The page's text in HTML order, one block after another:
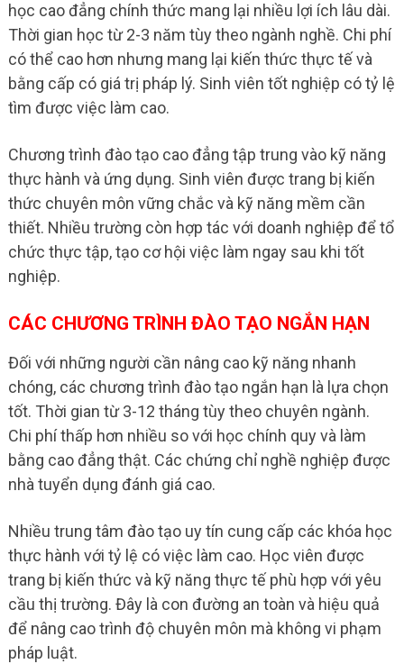
học cao đẳng chính thức mang lại nhiều lợi ích lâu dài.
Thời gian học từ 2-3 năm tùy theo ngành nghề. Chi phí
có thể cao hơn nhưng mang lại kiến thức thực tế và
bằng cấp có giá trị pháp lý. Sinh viên tốt nghiệp có tỷ lệ
tìm được việc làm cao.
Chương trình đào tạo cao đẳng tập trung vào kỹ năng
thực hành và ứng dụng. Sinh viên được trang bị kiến
thức chuyên môn vững chắc và kỹ năng mềm cần
thiết. Nhiều trường còn hợp tác với doanh nghiệp để tổ
chức thực tập, tạo cơ hội việc làm ngay sau khi tốt
nghiệp.
CÁC CHƯƠNG TRÌNH ĐÀO TẠO NGẮN HẠN
Đối với những người cần nâng cao kỹ năng nhanh
chóng, các chương trình đào tạo ngắn hạn là lựa chọn
tốt. Thời gian từ 3-12 tháng tùy theo chuyên ngành.
Chi phí thấp hơn nhiều so với học chính quy và làm
bằng cao đẳng thật. Các chứng chỉ nghề nghiệp được
nhà tuyển dụng đánh giá cao.
Nhiều trung tâm đào tạo uy tín cung cấp các khóa học
thực hành với tỷ lệ có việc làm cao. Học viên được
trang bị kiến thức và kỹ năng thực tế phù hợp với yêu
cầu thị trường. Đây là con đường an toàn và hiệu quả
để nâng cao trình độ chuyên môn mà không vi phạm
pháp luật.